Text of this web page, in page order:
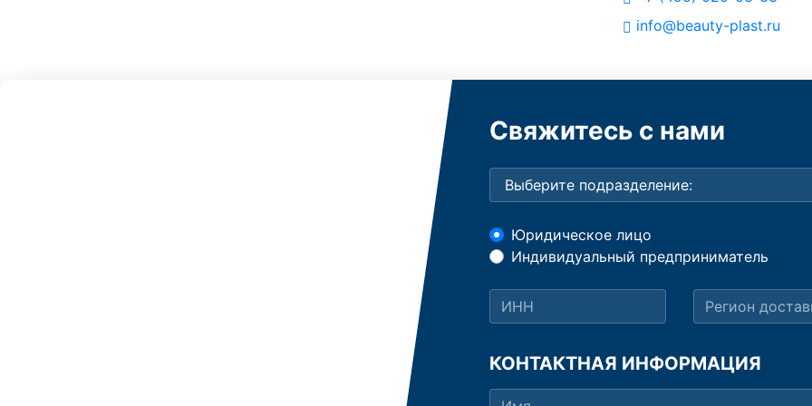
info@beauty-plast.ru
Свяжитесь с нами
Юридическое лицо
Индивидуальный предприниматель
КОНТАКТНАЯ ИНФОРМАЦИЯ